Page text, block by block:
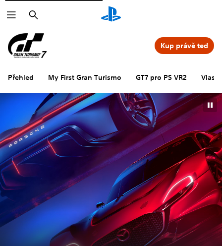
Vyhledat
Přehled My First Gran Turismo GT7 pro PS VR2
Kup právě teď